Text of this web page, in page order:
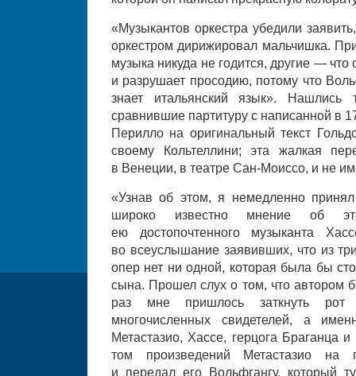
«Музыкантов оркестра убедили
оркестром дирижировал мальчишка.
музыка никуда не годится, другие — что
и разрушает просодию, потому что
знает итальянский язык». Нашлись
сравнившие партитуру с написанной в
Перилло на оригинальный текст
своему Кольтеллини; эта жалкая
в Венеции, в театре Сан-Моиссо, и не
«Узнав об этом, я немедленно
широко известно мнение об
ею достопочтенного музыканта
во всеуслышание заявивших, что из
опер нет ни одной, которая была бы
сына. Прошел слух о том, что автором
раз мне пришлось заткнуть рот
многочисленных свидетелей, а
Метастазио, Хассе, герцога Браганца
том произведений Метастазио на
и передал его Вольфгангу, который